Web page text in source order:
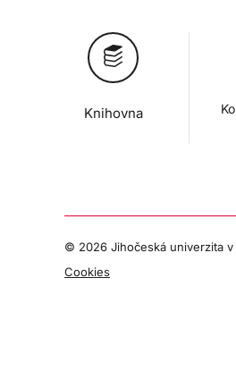
Knihovna
© 2026 Jihočeská univerzita
Cookies